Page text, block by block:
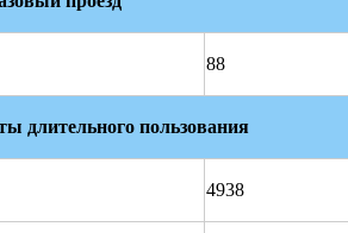
88
длительного пользования
4938